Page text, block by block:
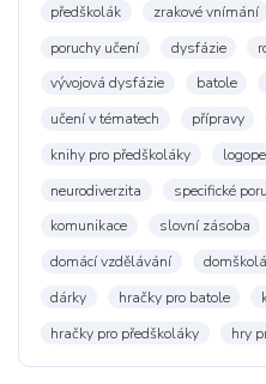
předškolák zrakové vnímání
poruchy učení
dysfázie
vývojová dysfázie
batole
učení v tématech
přípravy
knihy pro předškoláky
neurodiverzita
specifické
komunikace
slovní zásoba
domácí vzdělávání
dárky
hračky pro batole
hračky pro předškoláky
hry